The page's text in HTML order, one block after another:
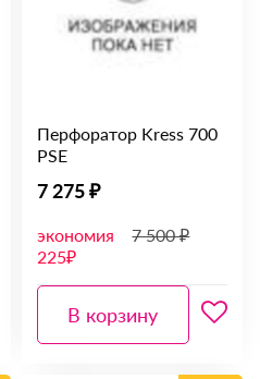
Перфоратор Kress 700
PSE
7 275 ₽
экономия
225₽
7 500 ₽
В корзину